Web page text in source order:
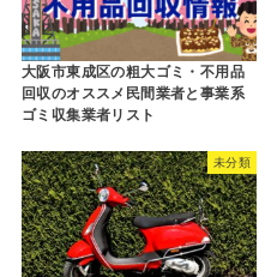
大阪市東成区の粗大ゴミ・不用品
回収のオススメ民間業者と事業系
ゴミ収集業者リスト
未分類